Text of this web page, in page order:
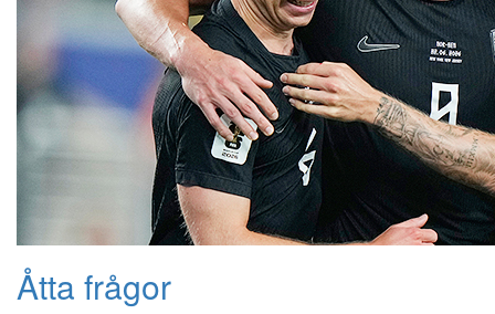
Åtta frågor